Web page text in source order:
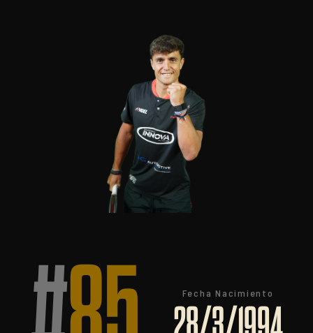
Fecha Nacimiento